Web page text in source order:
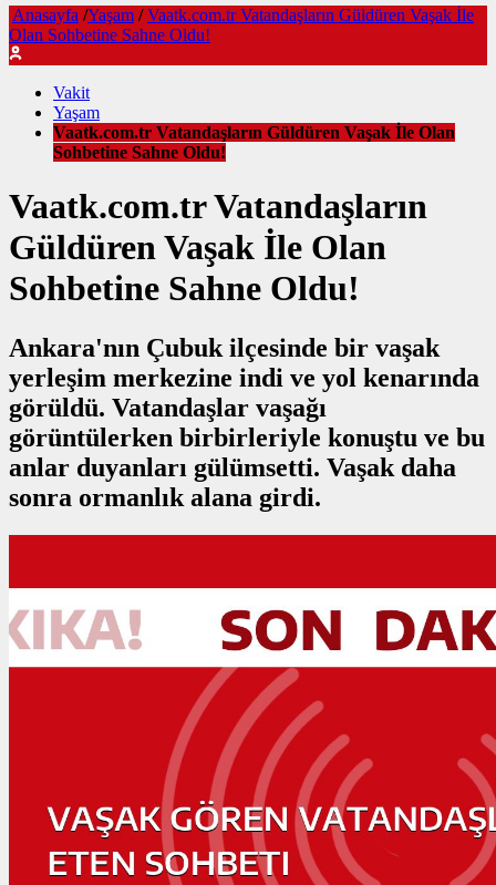
Anasayfa /Yaşam / Vaatk.com.tr Vatandaşların Güldüren Vaşak İle
Olan Sohbetine Sahne Oldu!
Vakit
Yaşam
Vaatk.com.tr Vatandaşların Güldüren Vaşak İle Olan
Sohbetine Sahne Oldu!
Vaatk.com.tr Vatandaşların
Güldüren Vaşak İle Olan
Sohbetine Sahne Oldu!
Ankara'nın Çubuk ilçesinde bir vaşak
yerleşim merkezine indi ve yol kenarında
görüldü. Vatandaşlar vaşağı
görüntülerken birbirleriyle konuştu ve bu
anlar duyanları gülümsetti. Vaşak daha
sonra ormanlık alana girdi.